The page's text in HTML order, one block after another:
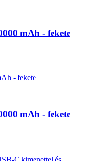
mAh - fekete
mAh - fekete